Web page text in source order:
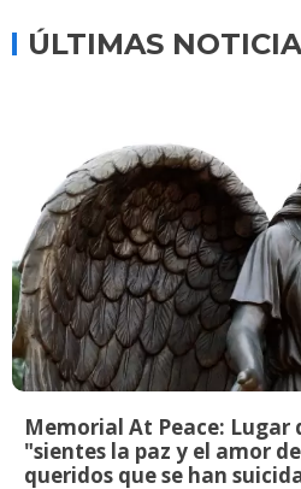
ÚLTIMAS
Memorial At Peace: Lugar
"sientes la paz y el amor
queridos que se han